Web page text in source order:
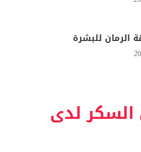
الرمان للبشرة
لدى